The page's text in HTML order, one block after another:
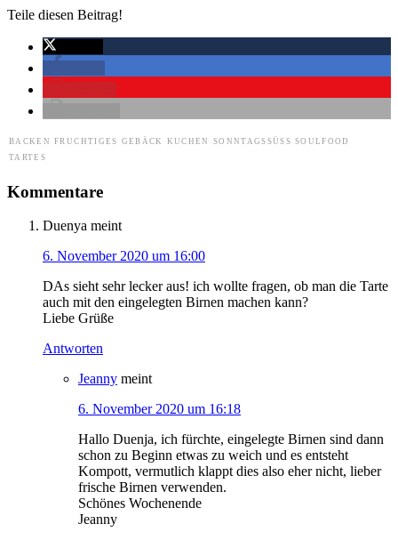
Teile diesen Beitrag!
BACKEN FRUCHTIGES GEBÄCK KUCHEN SONNTAGSSÜSS
SOULFOOD
TARTES
Kommentare
Duenya meint
6. November 2020 um 16:00
DAs sieht sehr lecker aus! ich wollte fragen, ob man die Tarte
auch mit den eingelegten Birnen machen kann?
Liebe Grüße
Antworten
Jeanny meint
6. November 2020 um 16:18
Hallo Duenja, ich fürchte, eingelegte Birnen sind dann
schon zu Beginn etwas zu weich und es entsteht
Kompott, vermutlich klappt dies also eher nicht, lieber
frische Birnen verwenden.
Schönes Wochenende
Jeanny